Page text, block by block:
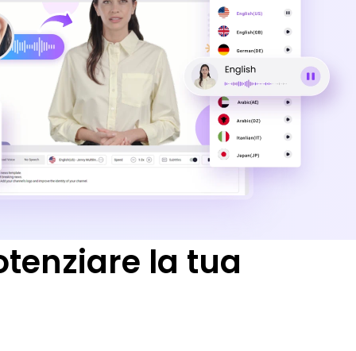
la tua